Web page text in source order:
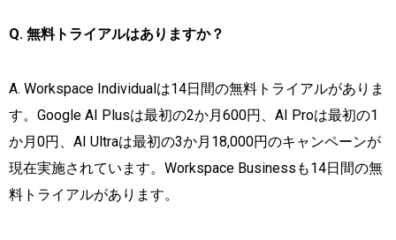
Q. 無料トライアルはありますか？
A. Workspace Individualは14日間の無料トライアルがありま
す。Google AI Plusは最初の2か月600円、AI Proは最初の1
か月0円、AI Ultraは最初の3か月18,000円のキャンペーンが
現在実施されています。Workspace Businessも14日間の無
料トライアルがあります。